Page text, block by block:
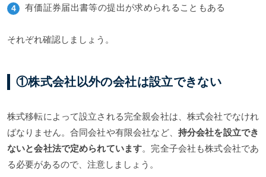
有価証券届出書等の提出が求められることもある
それぞれ確認しましょう。
①株式会社以外の会社は設立できない
株式移転によって設立される完全親会社は、株式会社でなけれ
ばなりません。合同会社や有限会社など、 持分会社を設立でき
ないと会社法で定められています。完全子会社も株式会社であ
る必要があるので、注意しましょう。